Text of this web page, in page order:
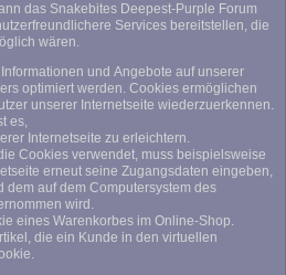
das Snakebites Deepest-Purple Forum
Services bereitstellen, die
wären.
und Angebote auf unserer
optimiert werden. Cookies ermöglichen
unserer Internetseite wiederzuerkennen.
es,
Internetseite zu erleichtern.
Cookies verwendet, muss beispielsweise
erneut seine Zugangsdaten eingeben,
auf dem Computersystem des
wird.
eines Warenkorbes im Online-Shop.
die ein Kunde in den virtuellen